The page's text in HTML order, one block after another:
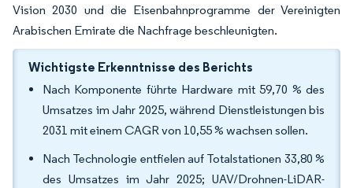
Vision 2030 und die Eisenbahnprogramme der Vereinigten
Arabischen Emirate die Nachfrage beschleunigten.
Wichtigste Erkenntnisse des Berichts
Nach Komponente führte Hardware mit 59,70 % des
Umsatzes im Jahr 2025, während Dienstleistungen bis
2031 mit einem CAGR von 10,55 % wachsen sollen.
Nach Technologie entfielen auf Totalstationen 33,80 %
des Umsatzes im Jahr 2025; UAV/Drohnen-LiDAR-